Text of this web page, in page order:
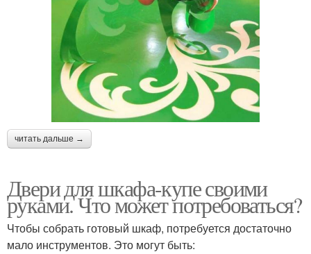
читать дальше →
Двери для шкафа-купе своими
руками. Что может потребоваться?
Чтобы собрать готовый шкаф, потребуется достаточно
мало инструментов. Это могут быть: